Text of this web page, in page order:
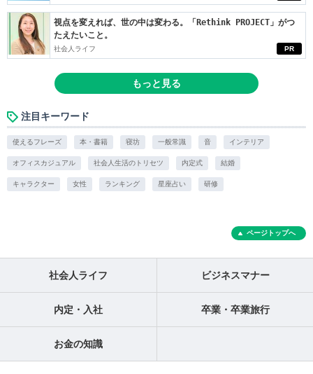
PR
視点を変えれば、世の中は変わる。「Rethink PROJECT」がつ
たえたいこと。
社会人ライフ
もっと見る
注目キーワード
使えるフレーズ 本・書籍 寝坊 一般常識 音 インテリア
オフィスカジュアル 社会人生活のトリセツ 内定式 結婚
キャラクター 女性 ランキング 星座占い 研修
ページトップへ
社会人ライフ ビジネスマナー
内定・入社 卒業・卒業旅行
お金の知識